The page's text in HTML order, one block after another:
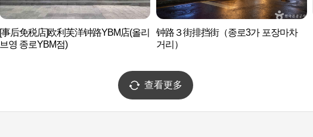
[事后免税店]欧利芙洋钟路YBM店(올리
브영 종로YBM점)
钟路３街排挡街（종로3가 포장마차
거리）
查看更多